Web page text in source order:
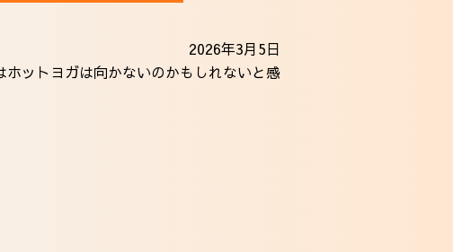
2026年3月5日
ットヨガは向かないのかもしれないと感